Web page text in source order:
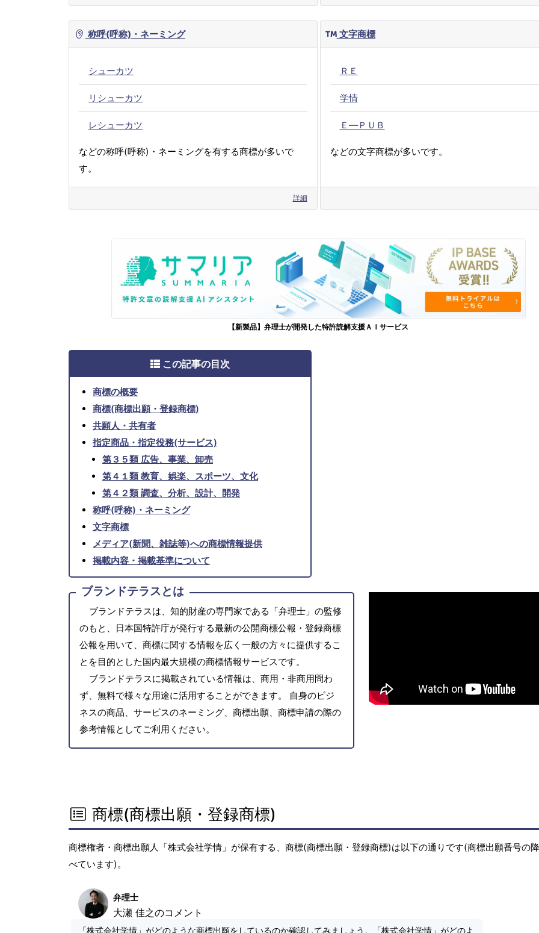
称呼(呼称)・ネーミング
シューカツ
リシューカツ
レシューカツ
などの称呼(呼称)・ネーミングを有する商標が多いで
す。
詳細
文字商標
ＲＥ
学情
Ｅ―ＰＵＢ
などの文字商標が多いです。
【新製品】弁理士が開発した特許読解支援ＡＩサービス
この記事の目次
商標の概要
商標(商標出願・登録商標)
共願人・共有者
指定商品・指定役務(サービス)
第３５類 広告、事業、卸売
第４１類 教育、娯楽、スポーツ、文化
第４２類 調査、分析、設計、開発
称呼(呼称)・ネーミング
文字商標
メディア(新聞、雑誌等)への商標情報提供
掲載内容・掲載基準について
ブランドテラスとは
ブランドテラスは、知的財産の専門家である「弁理士」の監修
のもと、日本国特許庁が発行する最新の公開商標公報・登録商標
公報を用いて、商標に関する情報を広く一般の方々に提供するこ
とを目的とした国内最大規模の商標情報サービスです。
ブランドテラスに掲載されている情報は、商用・非商用問わ
ず、無料で様々な用途に活用することができます。 自身のビジ
ネスの商品、サービスのネーミング、商標出願、商標申請の際の
参考情報としてご利用ください。
商標(商標出願・登録商標)
商標権者・商標出願人「株式会社学情」が保有する、商標(商標出願・登録商標)は以下の通りです(商標出願番号の
べています)。
弁理士
大瀬 佳之のコメント
「株式会社学情」がどのような商標出願をしているのか確認してみましょう。「株式会社学情」がどのよ